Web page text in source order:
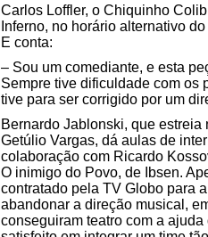
Carlos Loffler, o Chiquinho
Inferno, no horário alternativo
E conta:
– Sou um comediante, e esta
Sempre tive dificuldade com os
tive para ser corrigido por um
Bernardo Jablonski, que estreia
Getúlio Vargas, dá aulas de
colaboração com Ricardo
O inimigo do Povo, de Ibsen.
contratado pela TV Globo para
abandonar a direção musical,
conseguiram teatro com a